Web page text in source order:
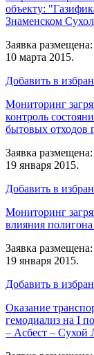
объекту:
Знаменском
Заявка
10 марта 2015.
Добавить в
Мониторинг
контроль
бытовых отходов
Заявка
19 января 2015.
Добавить в
Мониторинг
влияния
Заявка
19 января 2015.
Добавить в
Оказание
гемодиализ на I
– Асбест – Сухой